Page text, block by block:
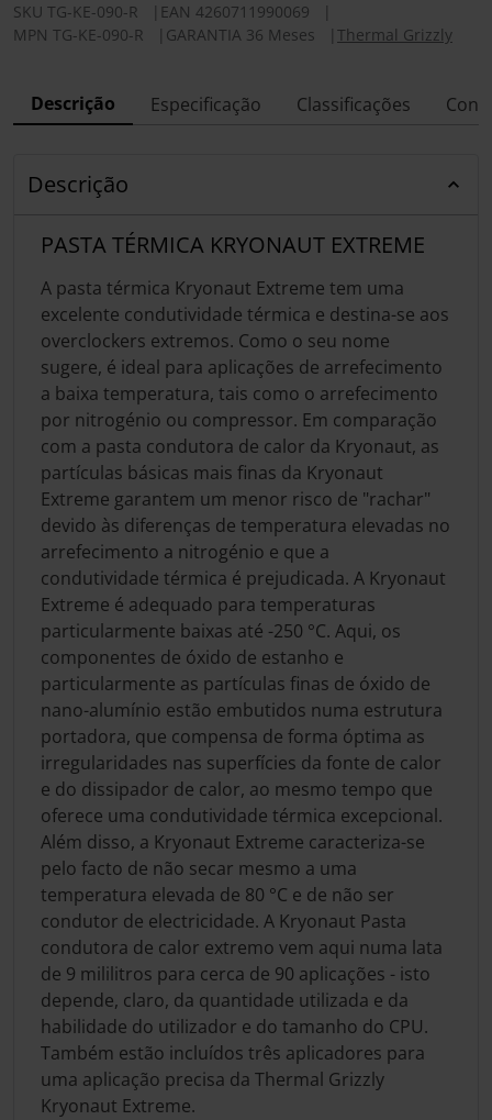
SKU TG-KE-090-R EAN 4260711990069
MPN TG-KE-090-R GARANTIA 36 Meses Thermal Grizzly
Descrição Especificação Classificações
Descrição
PASTA TÉRMICA KRYONAUT EXTREME
A pasta térmica Kryonaut Extreme tem uma
excelente condutividade térmica e destina-se aos
overclockers extremos. Como o seu nome
sugere, é ideal para aplicações de arrefecimento
a baixa temperatura, tais como o arrefecimento
por nitrogénio ou compressor. Em comparação
com a pasta condutora de calor da Kryonaut, as
partículas básicas mais finas da Kryonaut
Extreme garantem um menor risco de "rachar"
devido às diferenças de temperatura elevadas no
arrefecimento a nitrogénio e que a
condutividade térmica é prejudicada. A Kryonaut
Extreme é adequado para temperaturas
particularmente baixas até -250 °C. Aqui, os
componentes de óxido de estanho e
particularmente as partículas finas de óxido de
nano-alumínio estão embutidos numa estrutura
portadora, que compensa de forma óptima as
irregularidades nas superfícies da fonte de calor
e do dissipador de calor, ao mesmo tempo que
oferece uma condutividade térmica excepcional.
Além disso, a Kryonaut Extreme caracteriza-se
pelo facto de não secar mesmo a uma
temperatura elevada de 80 °C e de não ser
condutor de electricidade. A Kryonaut Pasta
condutora de calor extremo vem aqui numa lata
de 9 mililitros para cerca de 90 aplicações - isto
depende, claro, da quantidade utilizada e da
habilidade do utilizador e do tamanho do CPU.
Também estão incluídos três aplicadores para
uma aplicação precisa da Thermal Grizzly
Kryonaut Extreme.